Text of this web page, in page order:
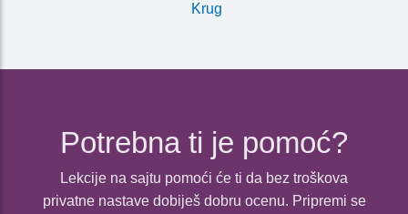
Krug
Potrebna ti je pomoć?
Lekcije na sajtu pomoći će ti da bez troškova
privatne nastave dobiješ dobru ocenu. Pripremi se